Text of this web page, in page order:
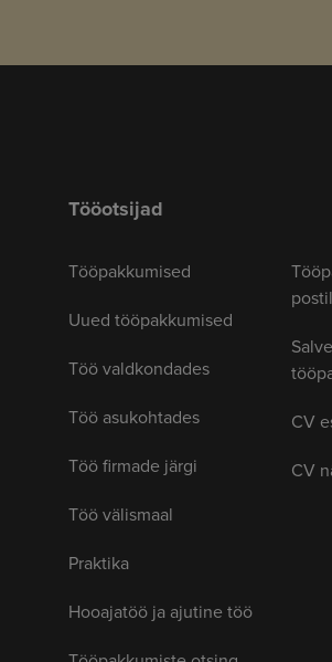
Tööotsijad
Tööpakkumised
Uued tööpakkumised
Töö valdkondades
Töö asukohtades
Töö firmade järgi
Töö välismaal
Praktika
Hooajatöö ja ajutine töö
CV
CV